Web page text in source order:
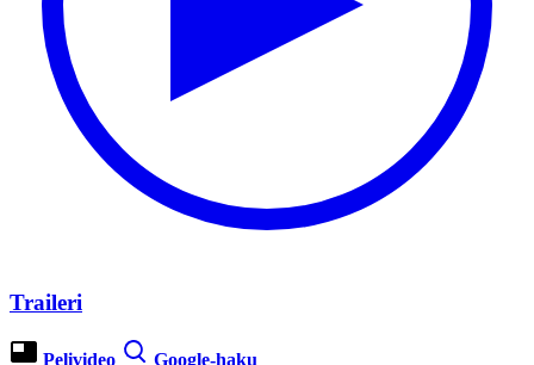
Traileri
Pelivideo Google-haku